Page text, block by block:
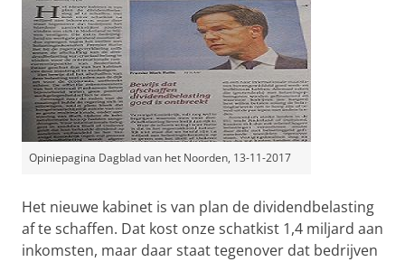
Opiniepagina Dagblad van het Noorden, 13-11-2017
Het nieuwe kabinet is van plan de dividendbelasting
af te schaffen. Dat kost onze schatkist 1,4 miljard aan
inkomsten, maar daar staat tegenover dat bedrijven